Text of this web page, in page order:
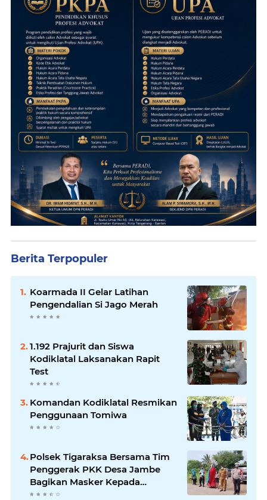
Berita Terpopuler
Koarmada II Gelar Latihan
Pengendalian Si Jago Merah
1.192 Prajurit dan Siswa
Kodiklatal Laksanakan Rapit
Test
Komandan Kodiklatal Resmikan
Penggunaan Tomiwa
Polsek Tigaraksa Bersama Tim
Penggerak PKK Desa Jambe
Bagikan Masker Kepada
Pengguna Jalan